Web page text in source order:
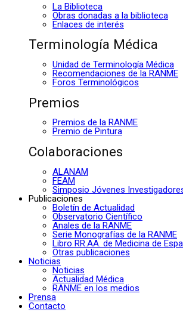
La Biblioteca
Obras donadas a la biblioteca
Enlaces de interés
Terminología Médica
Unidad de Terminología Médica
Recomendaciones de la RANME
Foros Terminológicos
Premios
Premios de la RANME
Premio de Pintura
Colaboraciones
ALANAM
FEAM
Simposio Jóvenes
Publicaciones
Boletín de Actualidad
Observatorio Científico
Anales de la RANME
Serie Monografías de la RANME
Libro RR.AA. de Medicina de
Otras publicaciones
Noticias
Noticias
Actualidad Médica
RANME en los medios
Prensa
Contacto